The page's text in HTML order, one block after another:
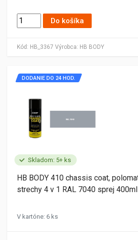
Kód: HB_3367 Výrobca: HB BODY
Do košíka
Skladom: 5+ ks
DODANIE DO 24 HOD.
HB BODY 410 chassis coat,
strechy 4 v 1 RAL 7040 sprej 400ml
V kartóne: 6 ks